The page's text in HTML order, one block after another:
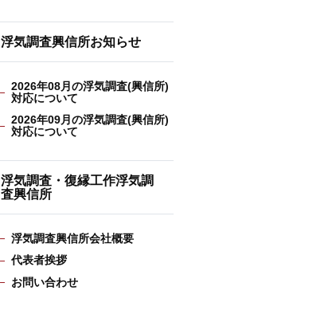
浮気調査興信所お知らせ
2026年08月の浮気調査(興信所)
対応について
2026年09月の浮気調査(興信所)
対応について
浮気調査・復縁工作浮気調
査興信所
浮気調査興信所会社概要
代表者挨拶
お問い合わせ